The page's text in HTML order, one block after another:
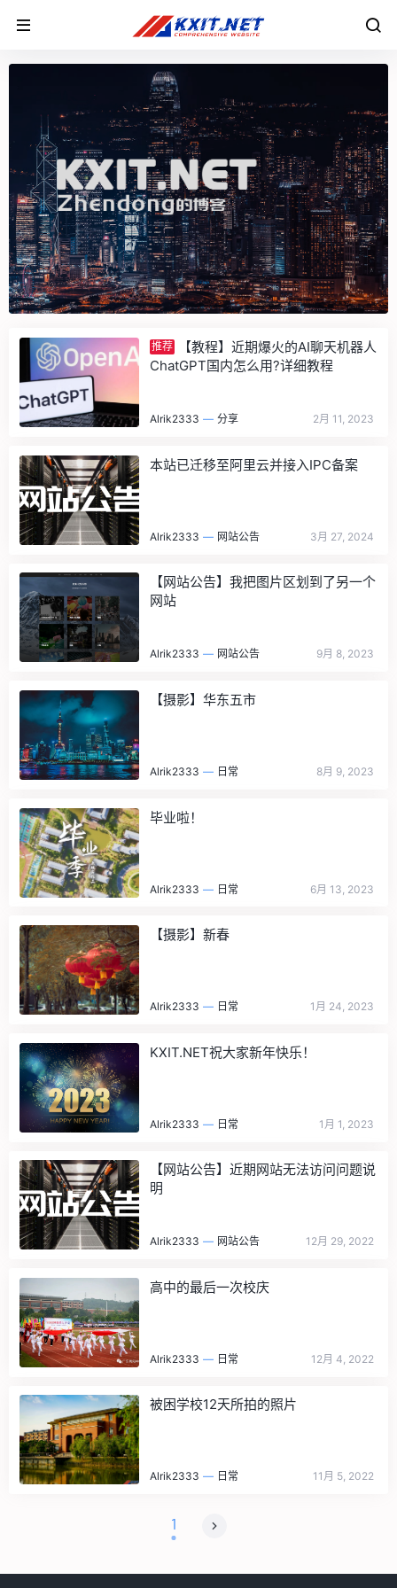
推荐
【教程】近期爆火的AI聊天机器人
ChatGPT国内怎么用?详细教程
Alrik2333 — 分享 2月 11, 2023
本站已迁移至阿里云并接入IPC备案
Alrik2333 — 网站公告 3月 27, 2024
【网站公告】我把图片区划到了另一个
网站
Alrik2333 — 网站公告 9月 8, 2023
【摄影】华东五市
Alrik2333 — 日常 8月 9, 2023
毕业啦！
Alrik2333 — 日常 6月 13, 2023
【摄影】新春
Alrik2333 — 日常 1月 24, 2023
KXIT.NET祝大家新年快乐！
Alrik2333 — 日常 1月 1, 2023
【网站公告】近期网站无法访问问题说
明
Alrik2333 — 网站公告 12月 29, 2022
高中的最后一次校庆
Alrik2333 — 日常 12月 4, 2022
被困学校12天所拍的照片
Alrik2333 — 日常 11月 5, 2022
Navigation
1